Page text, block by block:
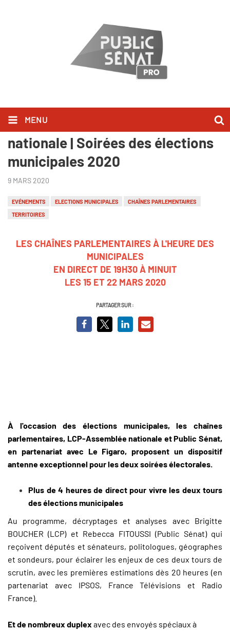
MENU
Public Sénat - LCP-Assemblée
nationale | Soirées des élections
municipales 2020
9 MARS 2020
EVÉNEMENTS ELECTIONS MUNICIPALES
CHAÎNES PARLEMENTAIRES
TERRITOIRES
LES CHAÎNES PARLEMENTAIRES À L'HEURE DES
MUNICIPALES
EN DIRECT DE 19H30 À MINUIT
LES 15 ET 22 MARS 2020
PARTAGER SUR :
À l'occasion des élections municipales, les chaînes
parlementaires, LCP-Assemblée nationale et Public Sénat,
en partenariat avec Le Figaro, proposent un dispositif
antenne exceptionnel pour les deux soirées électorales.
Plus de 4 heures de direct pour vivre les deux tours
des élections municipales
Au programme, décryptages et analyses avec Brigitte
BOUCHER (LCP) et Rebecca FITOUSSI (Public Sénat) qui
reçoivent députés et sénateurs, politologues, géographes
et sondeurs, pour éclairer les enjeux de ces deux tours de
scrutin, avec les premières estimations dès 20 heures (en
partenariat avec IPSOS, France Télévisions et Radio
France).
Et de nombreux duplex avec des envoyés spéciaux à